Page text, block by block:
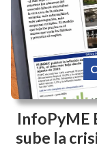
InfoPyME
sube la